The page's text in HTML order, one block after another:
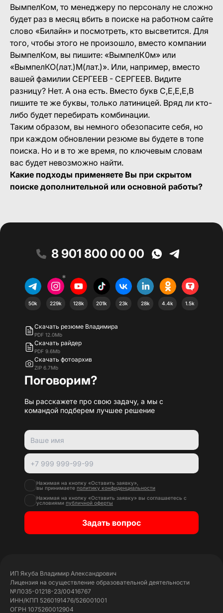
ВымпелКом, то менеджеру по персоналу не сложно
будет раз в месяц вбить в поиске на работном сайте
слово «Билайн» и посмотреть, кто высветится. Для
того, чтобы этого не произошло, вместо компании
ВымпелКом, вы пишите: «ВымпелК0м» или
«ВымпелКО(лат.)М(лат.)». Или, например, вместо
вашей фамилии СЕРГЕЕВ - СЕРГЕЕВ. Видите
разницу? Нет. А она есть. Вместо букв С,Е,Е,Е,В
пишите те же буквы, только латиницей. Вряд ли кто-
либо будет перебирать комбинации.
Таким образом, вы немного обезопасите себя, но
при каждом обновлении резюме вы будете в топе
поиска. Но и в то же время, по ключевым словам
вас будет невозможно найти.
Какие подходы применяете Вы при скрытом
поиске дополнительной или основной работы?
8 901 800 00 00
50k
*
229k 128k 201k 23k 28k 4.4k 1.5k
Скачать резюме Владимира
PDF 12.0Mb
Скачать райдер
PDF 9.6Mb
Скачать фотоархив
ZIP 6.7Mb
Поговорим?
Вы расскажете про свою задачу, а мы с
командой подберем лучшее решение
Нажимая на кнопку «Оставить заявку»,
вы принимаете политику конфиденциальности
Нажимая на кнопку «Оставить заявку» вы соглашаетесь с
условиями публичной оферты
Задать вопрос
ИП Якуба Владимир Александрович
Лицензия на осуществление образовательной деятельности
№Л035-01218-23/00416767
ИНН/КПП 5260191476/526001001
ОГРН 1075260012904